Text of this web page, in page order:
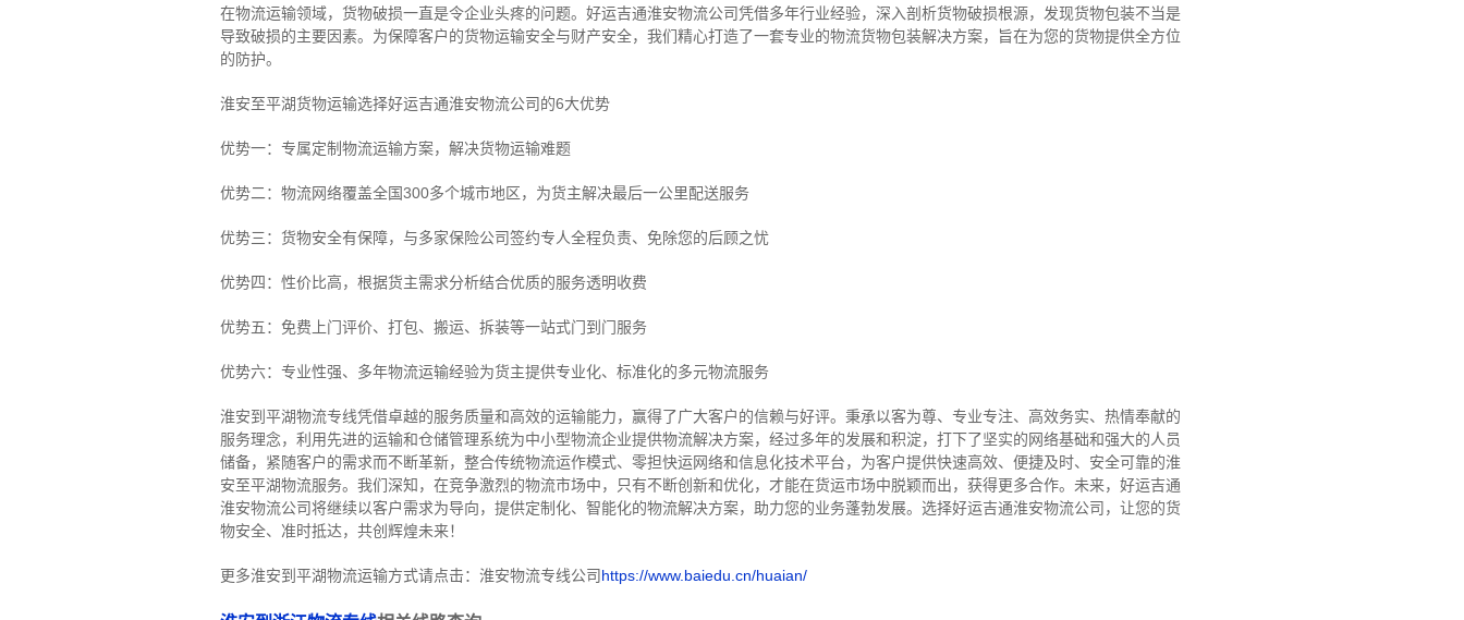
在物流运输领域，货物破损一直是令企业头疼的问题。好运吉通淮安物流公司凭借多年行业经验，深入剖析货物破损根源，发现货物包装不当是
导致破损的主要因素。为保障客户的货物运输安全与财产安全，我们精心打造了一套专业的物流货物包装解决方案，旨在为您的货物提供全方位
的防护。
淮安至平湖货物运输选择好运吉通淮安物流公司的6大优势
优势一：专属定制物流运输方案，解决货物运输难题
优势二：物流网络覆盖全国300多个城市地区，为货主解决最后一公里配送服务
优势三：货物安全有保障，与多家保险公司签约专人全程负责、免除您的后顾之忧
优势四：性价比高，根据货主需求分析结合优质的服务透明收费
优势五：免费上门评价、打包、搬运、拆装等一站式门到门服务
优势六：专业性强、多年物流运输经验为货主提供专业化、标准化的多元物流服务
淮安到平湖物流专线凭借卓越的服务质量和高效的运输能力，赢得了广大客户的信赖与好评。 秉承以客为尊、专业专注、高效务实、热情奉献的
服务理念，利用先进的运输和仓储管理系统为中小型物流企业提供物流解决方案，经过多年的发展和积淀，打下了坚实的网络基础和强大的人员
储备，紧随客户的需求而不断革新，整合传统物流运作模式、零担快运网络和信息化技术平台，为客户提供快速高效、便捷及时、安全可靠的淮
安至平湖物流服务。 我们深知，在竞争激烈的物流市场中，只有不断创新和优化，才能在货运市场中脱颖而出，获得更多合作。 未来，好运吉通
淮安物流公司将继续以客户需求为导向，提供定制化、智能化的物流解决方案，助力您的业务蓬勃发展。选择好运吉通淮安物流公司，让您的货
物安全、准时抵达，共创辉煌未来！
更多淮安到平湖物流运输方式请点击：淮安物流专线公司https://www.baiedu.cn/huaian/